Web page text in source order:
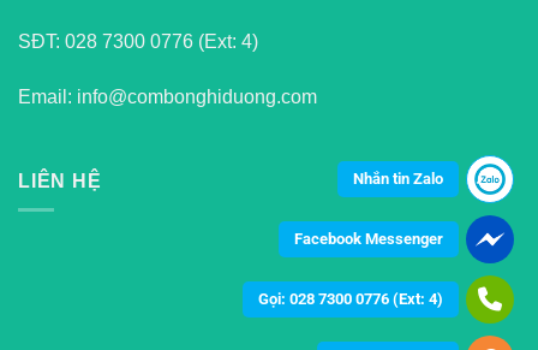
SĐT: 028 7300 0776 (Ext: 4)
Email: info@combonghiduong.com
LIÊN HỆ Nhắn tin Zalo
Facebook Messenger
Gọi: 028 7300 0776 (Ext: 4)